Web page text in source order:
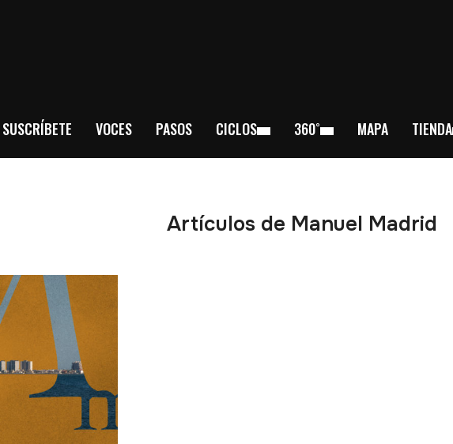
SUSCRÍBETE VOCES PASOS CICLOS 360˚ MAPA TIENDA
Artículos de Manuel Madrid